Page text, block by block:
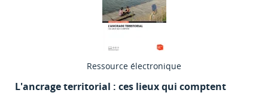
Ressource électronique
L'ancrage territorial : ces lieux qui comptent